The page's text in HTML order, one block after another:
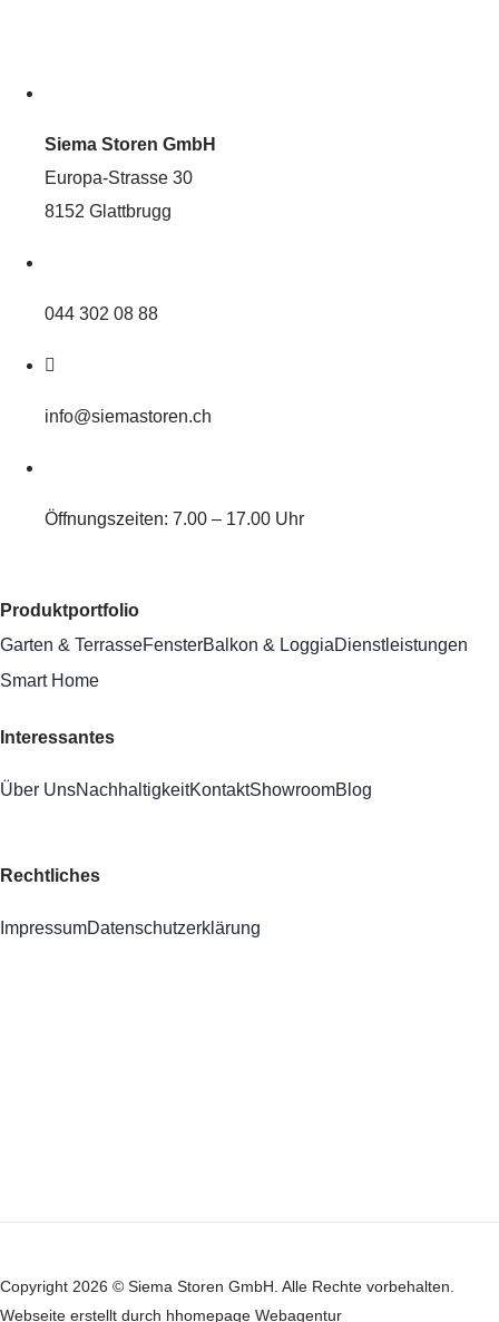
Siema Storen GmbH
Europa-Strasse 30
8152 Glattbrugg
044 302 08 88
info@siemastoren.ch
Öffnungszeiten: 7.00 – 17.00 Uhr
Produktportfolio
Garten & TerrasseFensterBalkon & LoggiaDienstleistungen
Smart Home
Interessantes
Über UnsNachhaltigkeitKontaktShowroomBlog
Rechtliches
ImpressumDatenschutzerklärung
Copyright 2026 © Siema Storen GmbH. Alle Rechte vorbehalten.
Webseiteerstellt durch hhomepage Webagentur